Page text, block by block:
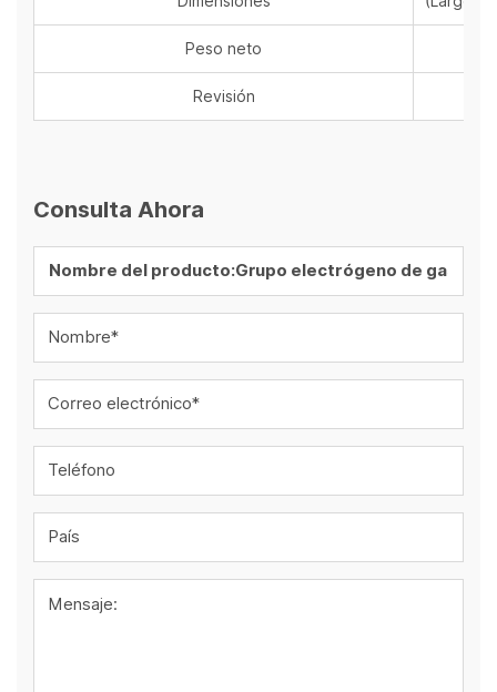
Peso neto
Revisión
Consulta Ahora
Nombre*
Correo electrónico*
Teléfono
País
Mensaje: